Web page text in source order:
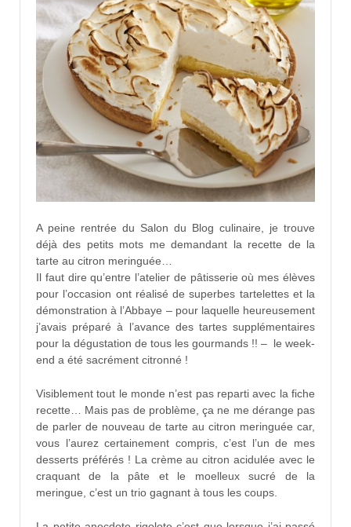
A peine rentrée du Salon du Blog culinaire, je trouve
déjà des petits mots me demandant la recette de la
tarte au citron meringuée…
Il faut dire qu’entre l’atelier de pâtisserie où mes élèves
pour l’occasion ont réalisé de superbes tartelettes et la
démonstration à l’Abbaye – pour laquelle heureusement
j’avais préparé à l’avance des tartes supplémentaires
pour la dégustation de tous les gourmands !! – le week-
end a été sacrément citronné !
Visiblement tout le monde n’est pas reparti avec la fiche
recette… Mais pas de problème, ça ne me dérange pas
de parler de nouveau de tarte au citron meringuée car,
vous l’aurez certainement compris, c’est l’un de mes
desserts préférés ! La crème au citron acidulée avec le
craquant de la pâte et le moelleux sucré de la
meringue, c’est un trio gagnant à tous les coups.